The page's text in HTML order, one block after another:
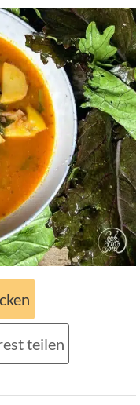
teilen